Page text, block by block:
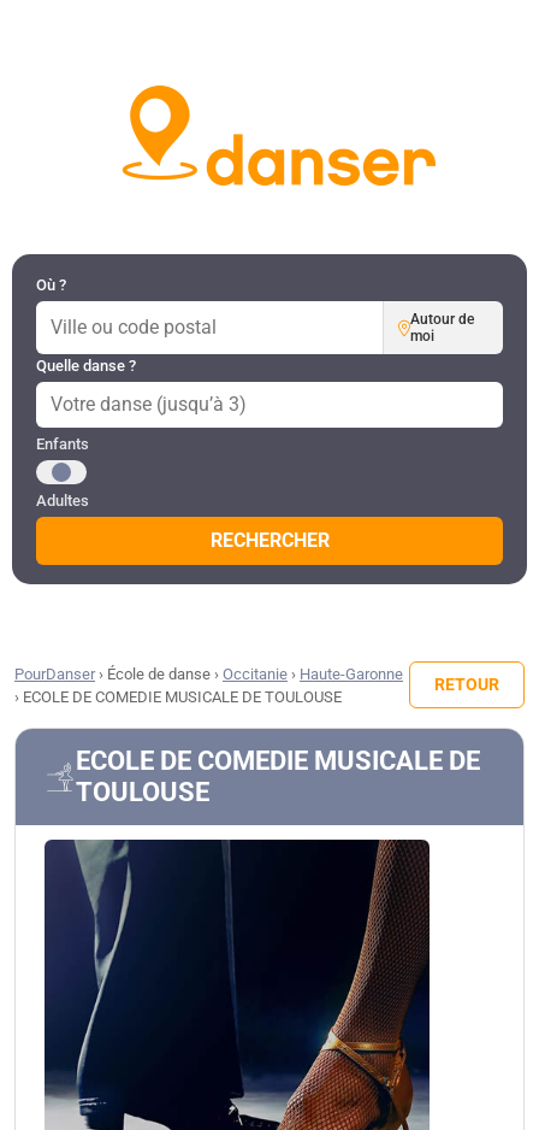
Où ?
Autour de
moi
Quelle danse ?
Public recherché
Enfants
Adultes
RECHERCHER
PourDanser› École de danse › Occitanie › Haute-Garonne
› ECOLE DE COMEDIE MUSICALE DE TOULOUSE
RETOUR
ECOLE DE COMEDIE MUSICALE DE
TOULOUSE